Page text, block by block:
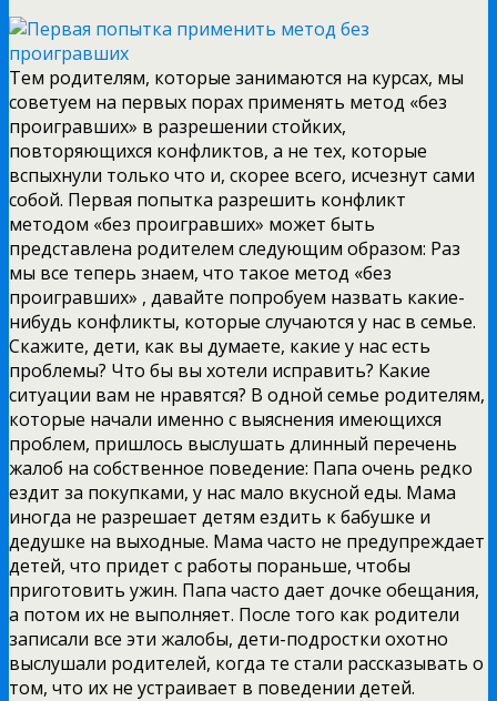
Тем родителям, которые занимаются на курсах, мы
советуем на первых порах применять метод «без
проигравших» в разрешении стойких,
повторяющихся конфликтов, а не тех, которые
вспыхнули только что и, скорее всего, исчезнут сами
собой. Первая попытка разрешить конфликт
методом «без проигравших» может быть
представлена родителем следующим образом: Раз
мы все теперь знаем, что такое метод «без
проигравших» , давайте попробуем назвать какие-
нибудь конфликты, которые случаются у нас в семье.
Скажите, дети, как вы думаете, какие у нас есть
проблемы? Что бы вы хотели исправить? Какие
ситуации вам не нравятся? В одной семье родителям,
которые начали именно с выяснения имеющихся
проблем, пришлось выслушать длинный перечень
жалоб на собственное поведение: Папа очень редко
ездит за покупками, у нас мало вкусной еды. Мама
иногда не разрешает детям ездить к бабушке и
дедушке на выходные. Мама часто не предупреждает
детей, что придет с работы пораньше, чтобы
приготовить ужин. Папа часто дает дочке обещания,
а потом их не выполняет. После того как родители
записали все эти жалобы, дети-подростки охотно
выслушали родителей, когда те стали рассказывать о
том, что их не устраивает в поведении детей.